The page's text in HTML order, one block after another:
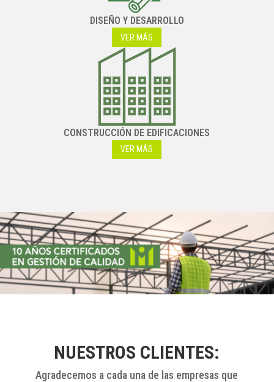
DISEÑO Y DESARROLLO
VER MÁS
CONSTRUCCIÓN DE EDIFICACIONES
VER MÁS
NUESTROS CLIENTES:
Agradecemos a cada una de las empresas que